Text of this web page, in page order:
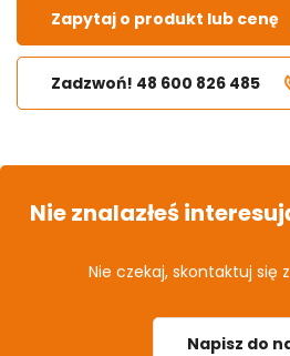
Zapytaj o produkt lub cenę
Zadzwoń! 48 600 826 485
Nie znalazłeś
Nie czekaj, skontaktuj się
Napisz do